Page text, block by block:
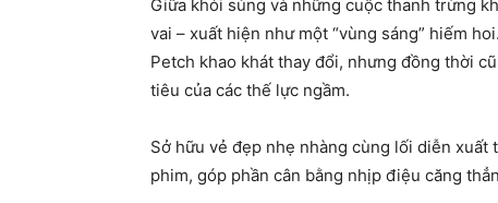
Giữa khói súng và những cuộc thanh trừng
vai – xuất hiện như một “vùng sáng” hiếm
Petch khao khát thay đổi, nhưng đồng thời
tiêu của các thế lực ngầm.
Sở hữu vẻ đẹp nhẹ nhàng cùng lối diễn xuất
phim, góp phần cân bằng nhịp điệu căng